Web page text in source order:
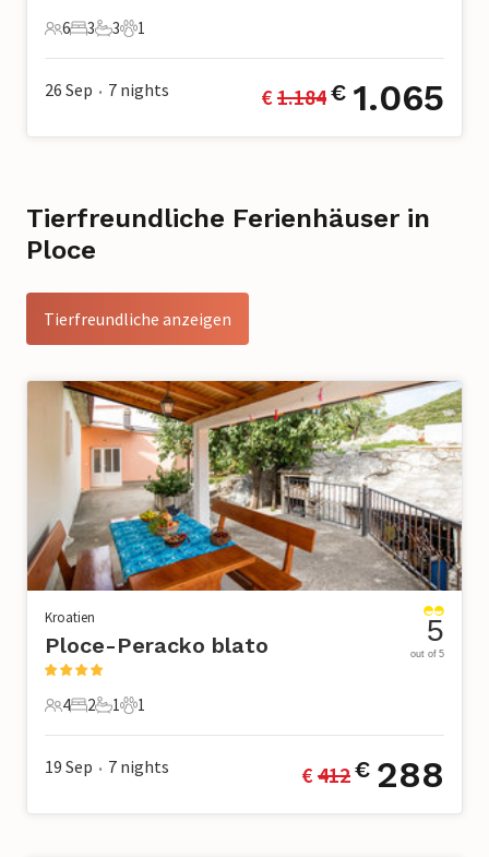
6 Gäste
6
3 Schlafzimmer
3
3 Badezimmer
3
1 Haustier
1
26 Sep • 7 nights € 1.184€ 1.065
Tierfreundliche Ferienhäuser in
Ploce
Tierfreundliche anzeigen
Kroatien
Ploce-Peracko blato
4 Gäste
4
2 Schlafzimmer
2
1 Badezimmer
1
1 Haustier
1
5
out of 5
19 Sep • 7 nights € 412€ 288